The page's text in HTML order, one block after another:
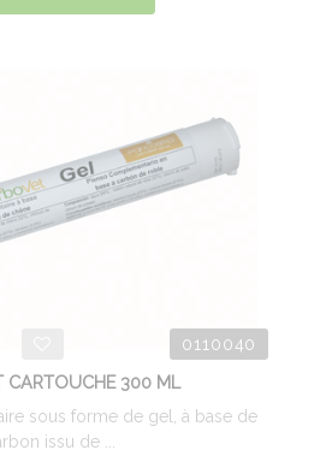
0110040
CARTOUCHE 300 ML
sous forme de gel, à base de
issu de ...